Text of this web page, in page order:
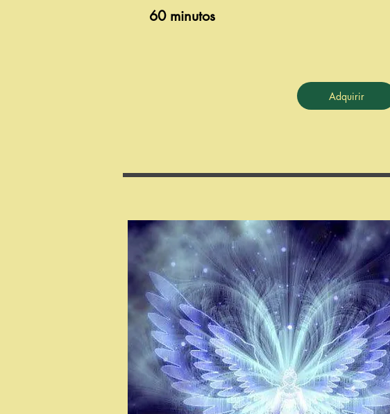
60 minutos
Adquirir